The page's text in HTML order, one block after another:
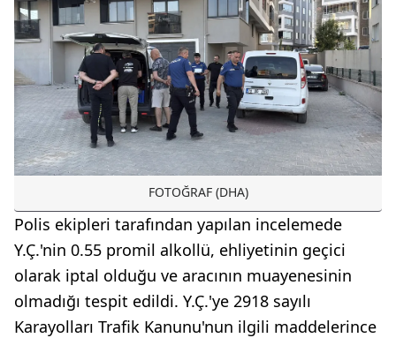
FOTOĞRAF (DHA)
Polis ekipleri tarafından yapılan incelemede
Y.Ç.'nin 0.55 promil alkollü, ehliyetinin geçici
olarak iptal olduğu ve aracının muayenesinin
olmadığı tespit edildi. Y.Ç.'ye 2918 sayılı
Karayolları Trafik Kanunu'nun ilgili maddelerince